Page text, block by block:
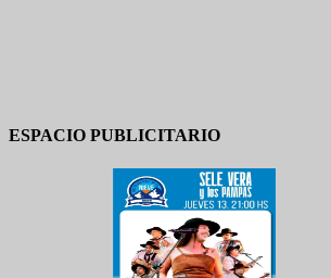
ESPACIO PUBLICITARIO